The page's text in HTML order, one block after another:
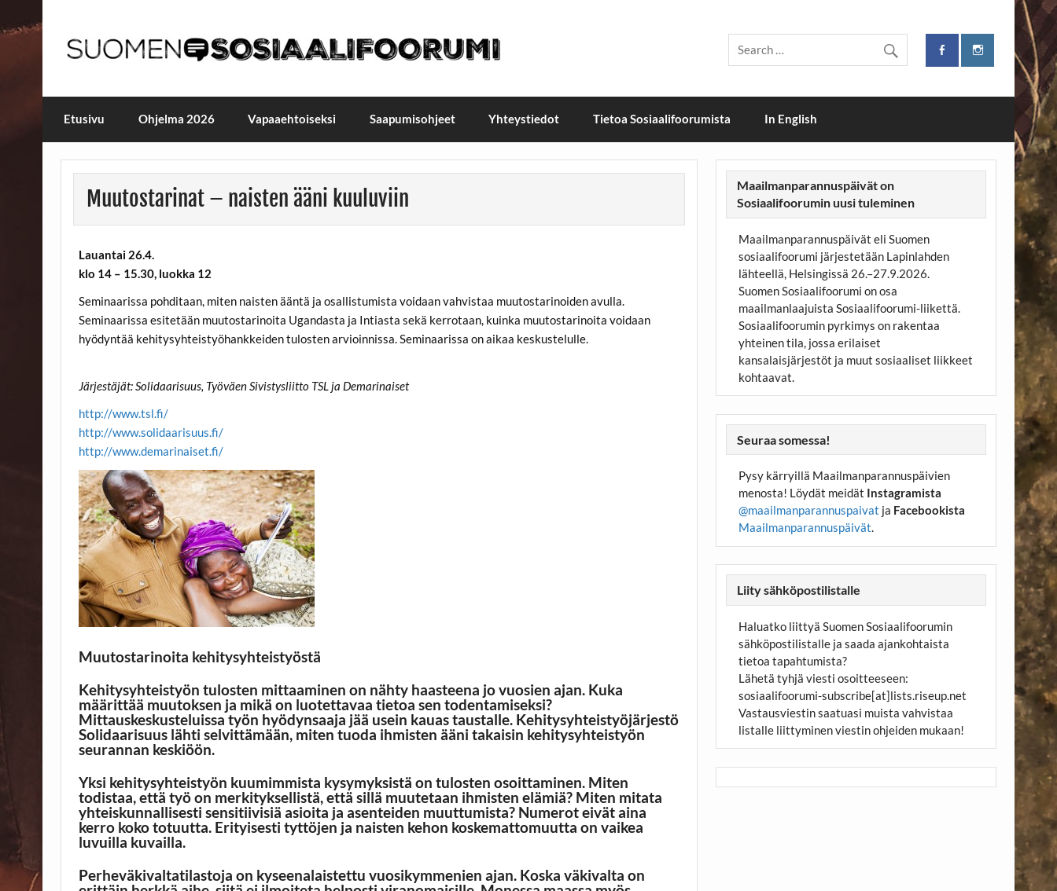
content
Maailmanparannuspäivät / Suomen Sosiaalifoorumi
Maailmanparannuspäivät Lapinlahden Lähteellä, Helsingissä 26.–27.9.2026
Etusivu Ohjelma 2026 Vapaaehtoiseksi Saapumisohjeet Yhteystiedot Tietoa Sosiaalifoorumista In English
Muutostarinat – naisten ääni kuuluviin
Lauantai 26.4.
klo 14 – 15.30, luokka 12
Seminaarissa pohditaan, miten naisten ääntä ja osallistumista voidaan vahvistaa muutostarinoiden avulla.
Seminaarissa esitetään muutostarinoita Ugandasta ja Intiasta sekä kerrotaan, kuinka muutostarinoita voidaan
hyödyntää kehitysyhteistyöhankkeiden tulosten arvioinnissa. Seminaarissa on aikaa keskustelulle.
Järjestäjät: Solidaarisuus, Työväen Sivistysliitto TSL ja Demarinaiset
http://www.tsl.fi/
http://www.solidaarisuus.fi/
http://www.demarinaiset.fi/
Muutostarinoita kehitysyhteistyöstä
Kehitysyhteistyön tulosten mittaaminen on nähty haasteena jo vuosien ajan. Kuka
määrittää muutoksen ja mikä on luotettavaa tietoa sen todentamiseksi?
Mittauskeskusteluissa työn hyödynsaaja jää usein kauas taustalle. Kehitysyhteistyöjärjestö
Solidaarisuus lähti selvittämään, miten tuoda ihmisten ääni takaisin kehitysyhteistyön
seurannan keskiöön.
Yksi kehitysyhteistyön kuumimmista kysymyksistä on tulosten osoittaminen. Miten
todistaa, että työ on merkityksellistä, että sillä muutetaan ihmisten elämiä? Miten mitata
yhteiskunnallisesti sensitiivisiä asioita ja asenteiden muuttumista? Numerot eivät aina
kerro koko totuutta. Erityisesti tyttöjen ja naisten kehon koskemattomuutta on vaikea
luvuilla kuvailla.
Perheväkivaltatilastoja on kyseenalaistettu vuosikymmenien ajan. Koska väkivalta on
Maailmanparannuspäivät on
Sosiaalifoorumin uusi tuleminen
Maailmanparannuspäivät eli Suomen
sosiaalifoorumi järjestetään Lapinlahden
lähteellä, Helsingissä 26.–27.9.2026.
Suomen Sosiaalifoorumi on osa
maailmanlaajuista Sosiaalifoorumi-liikettä.
Sosiaalifoorumin pyrkimys on rakentaa
yhteinen tila, jossa erilaiset
kansalaisjärjestöt ja muut sosiaaliset liikkeet
kohtaavat.
Seuraa somessa!
Pysy kärryillä Maailmanparannuspäivien
menosta! Löydät meidät Instagramista
@maailmanparannuspaivat ja Facebookista
Maailmanparannuspäivät.
Liity sähköpostilistalle
Haluatko liittyä Suomen Sosiaalifoorumin
sähköpostilistalle ja saada ajankohtaista
tietoa tapahtumista?
Lähetä tyhjä viesti osoitteeseen:
sosiaalifoorumi-subscribe[at]lists.riseup.net
Vastausviestin saatuasi muista vahvistaa
listalle liittyminen viestin ohjeiden mukaan!